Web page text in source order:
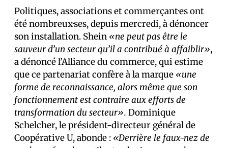
Politiques, associations et commerçant·es ont
été nombreux·ses, depuis mercredi, à dénoncer
son installation. Shein «ne peut pas être le
sauveur d’un secteur qu’il a contribué à affaiblir»,
a dénoncé l’Alliance du commerce, qui estime
que ce partenariat confère à la marque «une
forme de reconnaissance, alors même que son
fonctionnement est contraire aux efforts de
transformation du secteur». Dominique
Schelcher, le président-directeur général de
Coopérative U, abonde : «Derrière le faux-nez de